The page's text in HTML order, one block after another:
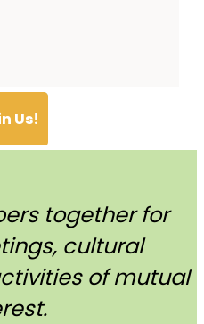
Us!
together for
cultural
of mutual